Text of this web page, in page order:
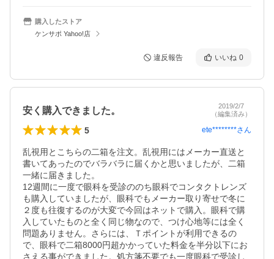
購入したストア
ケンサポ Yahoo!店
違反報告 いいね 0
安く購入できました。
2019/2/7
（編集済み）
5 ete********さん
乱視用とこちらの二箱を注文。乱視用にはメーカー直送と
書いてあったのでバラバラに届くかと思いましたが、二箱
一緒に届きました。
12週間に一度で眼科を受診ののち眼科でコンタクトレンズ
も購入していましたが、眼科でもメーカー取り寄せで冬に
２度も往復するのが大変で今回はネットで購入。眼科で購
入していたものと全く同じ物なので、つけ心地等には全く
問題ありません。さらには、Ｔポイントが利用できるの
で、眼科で二箱8000円超かかっていた料金を半分以下にお
さえる事ができました。処方箋不要でも一度眼科で受診し